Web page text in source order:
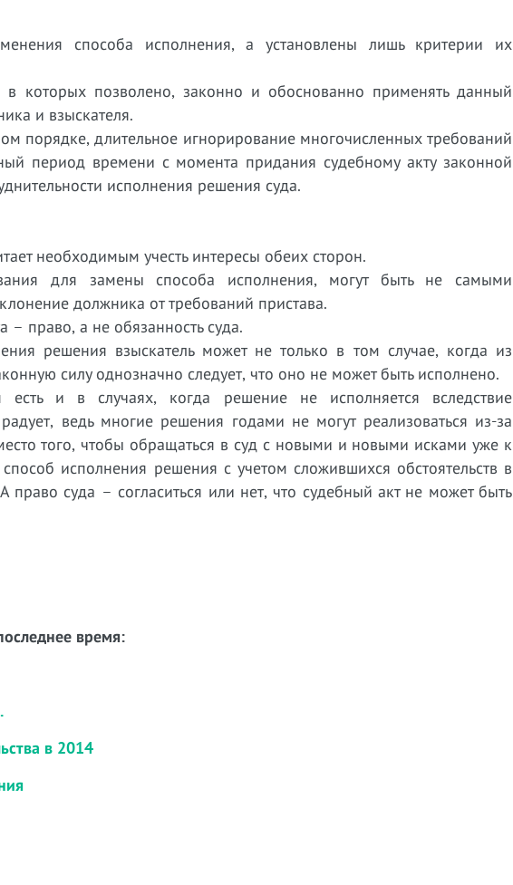
способа исполнения, а установлены лишь критерии их
в которых позволено, законно и обоснованно применять данный
и взыскателя.
порядке, длительное игнорирование многочисленных требований
период времени с момента придания судебному акту законной
исполнения решения суда.
необходимым учесть интересы обеих сторон.
для замены способа исполнения, могут быть не самыми
должника от требований пристава.
– право, а не обязанность суда.
решения взыскатель может не только в том случае, когда из
силу однозначно следует, что оно не может быть исполнено.
и в случаях, когда решение не исполняется вследствие
ведь многие решения годами не могут реализоваться из-за
того, чтобы обращаться в суд с новыми и новыми исками уже к
исполнения решения с учетом сложившихся обстоятельств в
право суда – согласиться или нет, что судебный акт не может быть
время:
в 2014